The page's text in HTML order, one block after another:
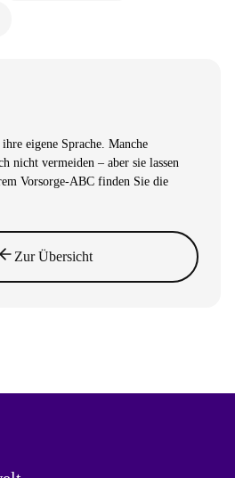
eigene Sprache. Manche
nicht vermeiden – aber sie lassen
Vorsorge-ABC finden Sie die
Zur Übersicht